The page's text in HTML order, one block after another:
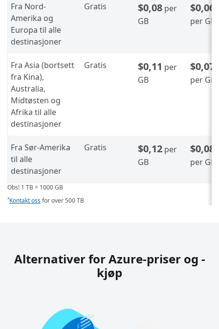
Fra Nord-
Amerika og
Europa til alle
destinasjoner
Gratis $0,08 per
GB
per GB
Fra Asia (bortsett
fra Kina),
Australia,
Midtøsten og
Afrika til alle
destinasjoner
Gratis $0,11 per
GB
per GB
Fra Sør-Amerika
til alle
destinasjoner
Gratis $0,12 per
GB
per GB
Obs! 1 TB = 1000 GB
*Kontakt ossfor over 500 TB
Alternativer for Azure-priser og -
kjøp